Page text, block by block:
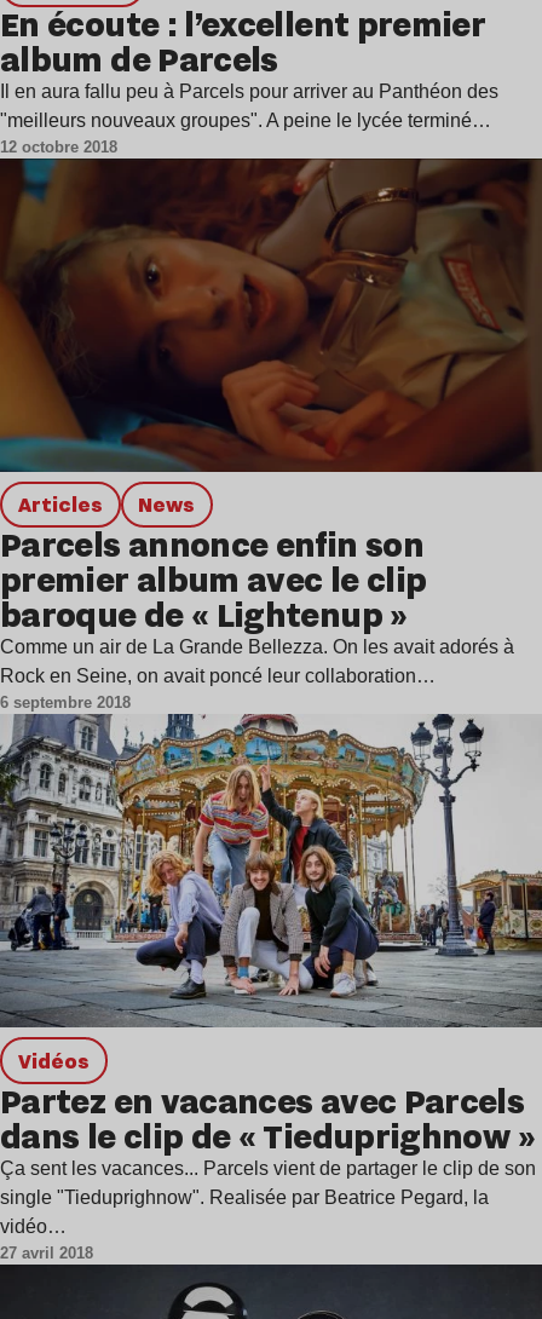
En écoute : l’excellent premier
album de Parcels
Il en aura fallu peu à Parcels pour arriver au Panthéon des
"meilleurs nouveaux groupes". A peine le lycée terminé…
12 octobre 2018
Articles news
Parcels annonce enfin son
premier album avec le clip
baroque de « Lightenup »
Comme un air de La Grande Bellezza. On les avait adorés à
Rock en Seine, on avait poncé leur collaboration…
6 septembre 2018
Vidéos
Partez en vacances avec Parcels
dans le clip de « Tieduprighnow »
Ça sent les vacances... Parcels vient de partager le clip de son
single "Tieduprighnow". Realisée par Beatrice Pegard, la
vidéo…
27 avril 2018